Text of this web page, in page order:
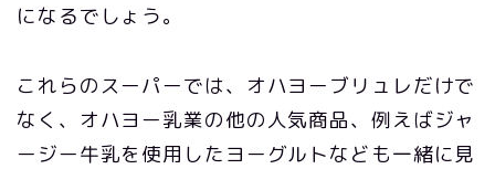
になるでしょう。
これらのスーパーでは、オハヨーブリュレだけで
なく、オハヨー乳業の他の人気商品、例えばジャ
ージー牛乳を使用したヨーグルトなども一緒に見